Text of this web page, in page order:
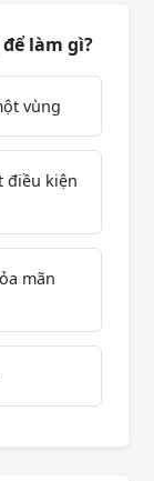
làm gì?
vùng
điều kiện
mãn